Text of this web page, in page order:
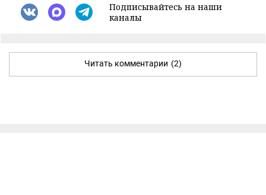
Подписывайтесь на наши
каналы
Читать комментарии (2)